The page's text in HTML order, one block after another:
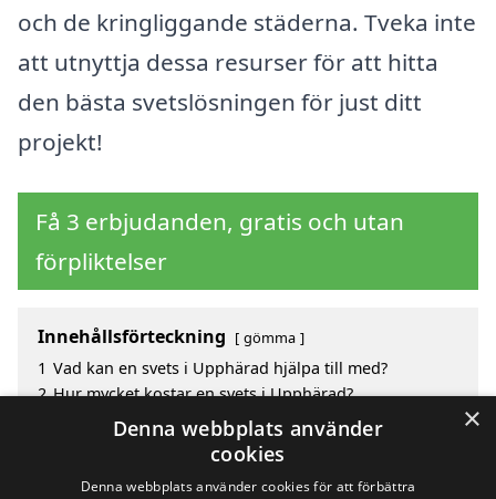
och de kringliggande städerna. Tveka inte
att utnyttja dessa resurser för att hitta
den bästa svetslösningen för just ditt
projekt!
Få 3 erbjudanden, gratis och utan
förpliktelser
Innehållsförteckning gömma
1 Vad kan en svets i Upphärad hjälpa till med?
2 Hur mycket kostar en svets i Upphärad?
Fördelar med att välja svets i Upphärad
Sök efter en skicklig svets i de omgivande städerna
×
Denna webbplats använder
cookies
Denna webbplats använder cookies för att förbättra